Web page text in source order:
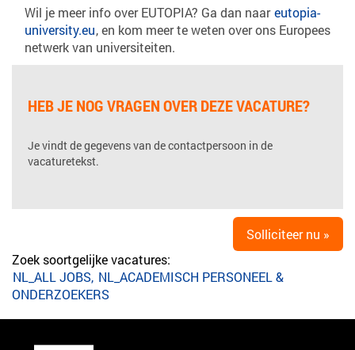
Wil je meer info over EUTOPIA? Ga dan naareutopia-
university.eu, en kom meer te weten over ons Europees
netwerk van universiteiten.
HEB JE NOG VRAGEN OVER DEZE VACATURE?
Je vindt de gegevens van de contactpersoon in de
vacaturetekst.
Solliciteer nu »
Zoek soortgelijke vacatures:
NL_ALL JOBS, NL_ACADEMISCH PERSONEEL &
ONDERZOEKERS